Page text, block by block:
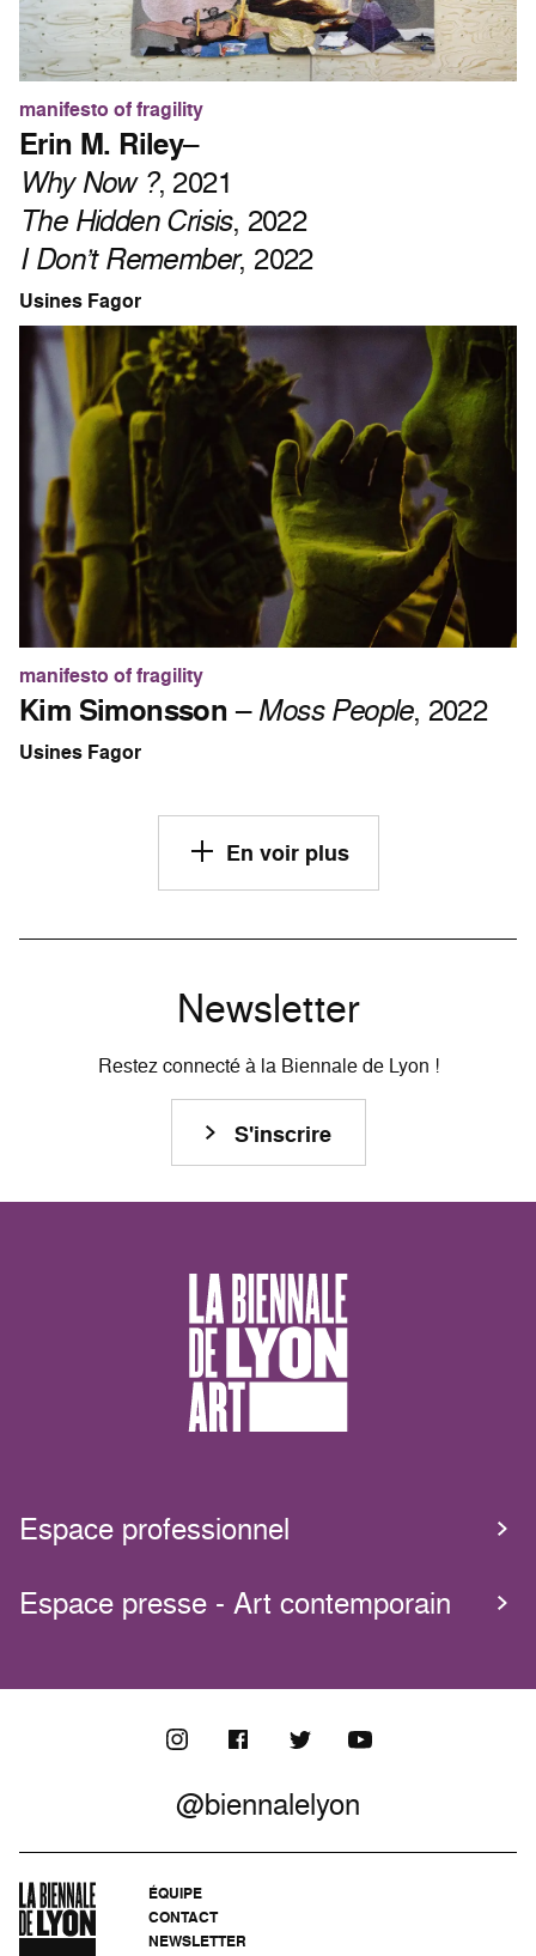
manifesto of fragility
Erin M. Riley–
Why Now ?, 2021
The Hidden Crisis, 2022
I Don’t Remember, 2022
Usines Fagor
manifesto of fragility
Kim Simonsson–Moss People, 2022
Usines Fagor
En voir plus
Newsletter
Restez connecté à la Biennale de Lyon !
S'inscrire
Espace professionnel
Espace presse - Art contemporain
@biennalelyon
ÉQUIPE
CONTACT
NEWSLETTER